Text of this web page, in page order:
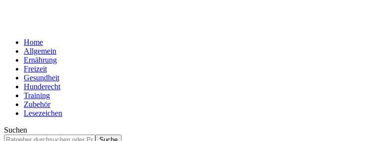
Home
Allgemein
Ernährung
Freizeit
Gesundheit
Hunderecht
Training
Zubehör
Lesezeichen
Suchen